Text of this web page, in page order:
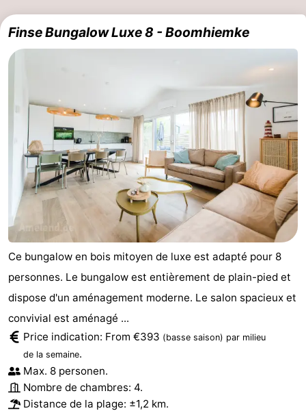
les
Wadden
phoques
et
manger
Événements
Pratiques
Forum
Route
Stationnement
Saut
des
Wadden
Adresses
Médicales
Région
Friesland
-
Leeuwarden
Îles
de
la
-
Schiermonnikoog
-
Finse Bungalow Luxe 8 - Boomhiemke
Ce bungalow en bois mitoyen de luxe est adapté pour 8
personnes. Le bungalow est entièrement de plain-pied et
dispose d'un aménagement moderne. Le salon spacieux et
convivial est aménagé ...
Price indication: From €393 (basse saison) par milieu
de la semaine.
Max. 8 personen.
Nombre de chambres: 4.
Distance de la plage: ±1,2 km.